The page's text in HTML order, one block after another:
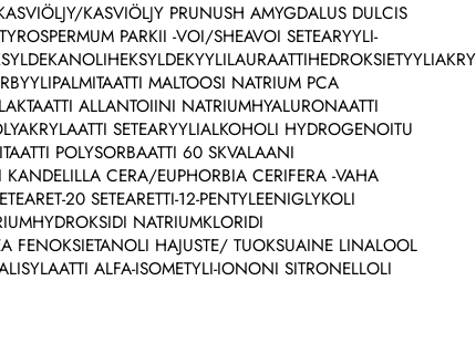
KASVIÖLJY PRUNUSH AMYGDALUS DULCIS
PARKII -VOI/SHEAVOI SETEARYYLI-
MALTOOSI NATRIUM PCA
ALLANTOIINI NATRIUMHYALURONAATTI
SETEARYYLIALKOHOLI HYDROGENOITU
POLYSORBAATTI 60 SKVALAANI
KANDELILLA CERA/EUPHORBIA CERIFERA -VAHA
20 SETEARETTI-12-PENTYLEENIGLYKOLI
NATRIUMKLORIDI
FENOKSIETANOLI HAJUSTE/ TUOKSUAINE LINALOOL
ALFA-ISOMETYLI-IONONI SITRONELLOLI